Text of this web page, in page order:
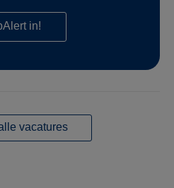
in!
vacatures